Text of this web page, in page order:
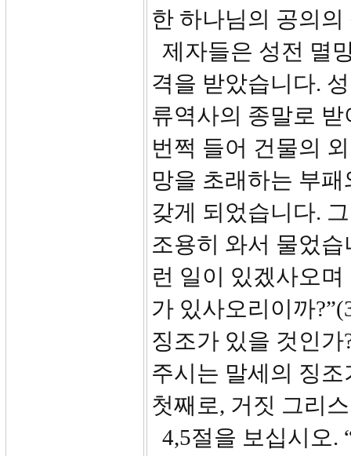
한 하나님의 공의
제자들은 성전 멸
격을 받았습니다.
류역사의 종말로
번쩍 들어 건물의
망을 초래하는 부
갖게 되었습니다.
조용히 와서 물었
런 일이 있겠사오
가 있사오리이까
징조가 있을 것인
주시는 말세의 징
첫째로, 거짓 그리
4,5절을 보십시오.